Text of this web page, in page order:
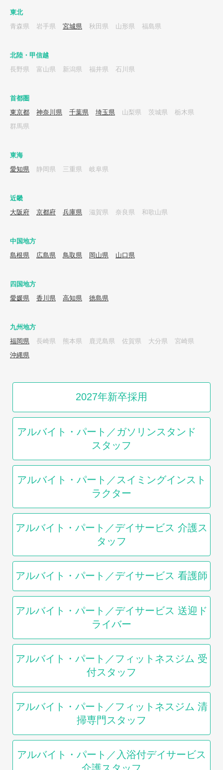
東北
青森県
岩手県 宮城県 秋田県 山形県 福島県
北陸・甲信越
長野県
富山県 新潟県 福井県 石川県
首都圏
東京都
神奈川県 千葉県 埼玉県 山梨県 茨城県
栃木県
群馬県
東海
愛知県
静岡県 三重県 岐阜県
近畿
大阪府
京都府 兵庫県 滋賀県 奈良県 和歌山県
中国地方
島根県
広島県 鳥取県 岡山県 山口県
四国地方
愛媛県
香川県 高知県 徳島県
九州地方
福岡県
長崎県 熊本県 鹿児島県 佐賀県 大分県
宮崎県
沖縄県
2027年新卒採用
アルバイト・パート／ガソリンスタンド
スタッフ
アルバイト・パート／スイミングインスト
ラクター
アルバイト・パート／デイサービス 介護ス
タッフ
アルバイト・パート／デイサービス 看護師
アルバイト・パート／デイサービス 送迎ド
ライバー
アルバイト・パート／フィットネスジム 受
付スタッフ
アルバイト・パート／フィットネスジム 清
掃専門スタッフ
アルバイト・パート／入浴付デイサービス
介護スタッフ